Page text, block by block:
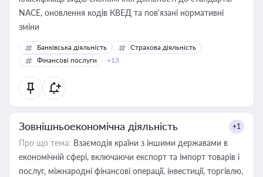
NACE, оновлення кодів КВЕД та пов'язані нормативні
зміни
Банківська діяльність
Страхова діяльність
Фінансові послуги
+13
Зовнішньоекономічна діяльність +1
Про що тема: Взаємодія країни з іншими державами в
економічній сфері, включаючи експорт та імпорт товарів і
послуг, міжнародні фінансові операції, інвестиції, торгівлю,